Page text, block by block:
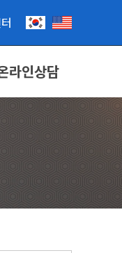
라인상담